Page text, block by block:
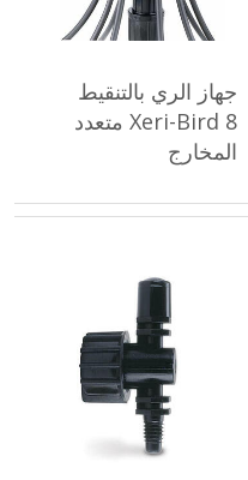
جهاز الري بالتنقيط
Xeri-Bird 8 متعدد
المخارج